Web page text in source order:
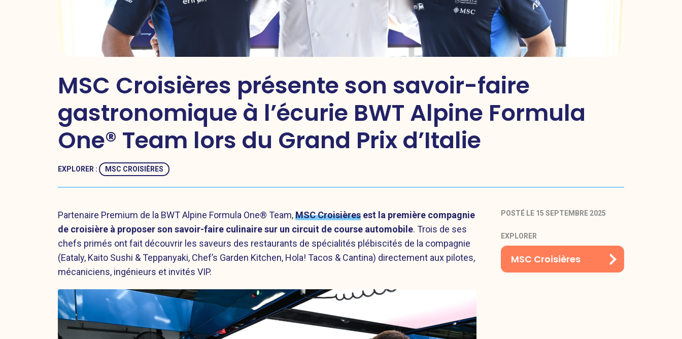
MSC Croisières présente son savoir-faire
gastronomique à l’écurie BWT Alpine Formula
One® Team lors du Grand Prix d’Italie
EXPLORER : MSC CROISIÈRES
Partenaire Premium de la BWT Alpine Formula One® Team,MSC Croisières est la première compagnie
de croisière à proposer son savoir-faire culinaire sur un circuit de course automobile. Trois de ses
chefs primés ont fait découvrir les saveurs des restaurants de spécialités plébiscités de la compagnie
(Eataly, Kaito Sushi & Teppanyaki, Chef’s Garden Kitchen, Hola! Tacos & Cantina) directement aux pilotes,
mécaniciens, ingénieurs et invités VIP.
POSTÉ LE 15 SEPTEMBRE 2025
EXPLORER
MSC Croisières